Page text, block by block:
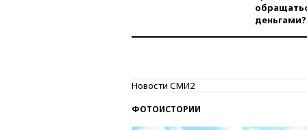
деньгами?
Новости СМИ2
ФОТОИСТОРИИ